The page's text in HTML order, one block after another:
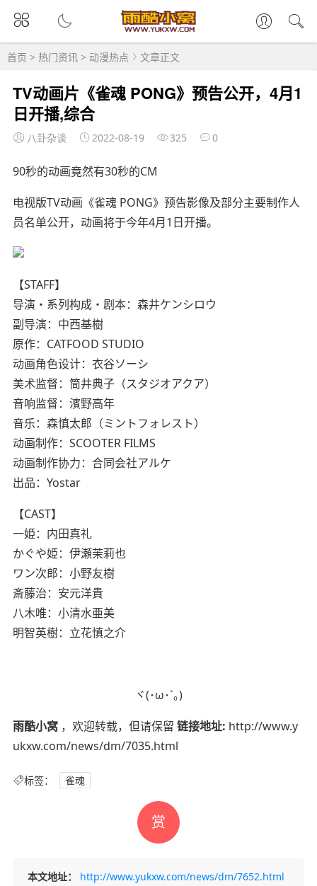
首页 > 热门资讯 > 动漫热点 文章正文
TV动画片《雀魂 PONG》预告公开，4月1
日开播,综合
八卦杂谈 2022-08-19 325 0
90秒的动画竟然有30秒的CM
电视版TV动画《雀魂 PONG》预告影像及部分主要制作人
员名单公开，动画将于今年4月1日开播。
【STAFF】
导演・系列构成・剧本：森井ケンシロウ
副导演：中西基樹
原作：CATFOOD STUDIO
动画角色设计：衣谷ソーシ
美术监督：筒井典子（スタジオアクア）
音响监督：濱野高年
音乐：森慎太郎（ミントフォレスト）
动画制作：SCOOTER FILMS
动画制作协力：合同会社アルケ
出品：Yostar
【CAST】
一姫：内田真礼
かぐや姫：伊瀬茉莉也
ワン次郎：小野友樹
斎藤治：安元洋貴
八木唯：小清水亜美
明智英樹：立花慎之介
ヾ(･ω･`｡)
雨酷小窝 ，欢迎转载，但请保留 链接地址: http://www.y
ukxw.com/news/dm/7035.html
标签： 雀魂
赏
本文地址：
http://www.yukxw.com/news/dm/7652.html